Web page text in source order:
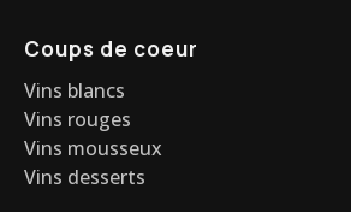
Coups de coeur
Vins blancs
Vins rouges
Vins mousseux
Vins desserts